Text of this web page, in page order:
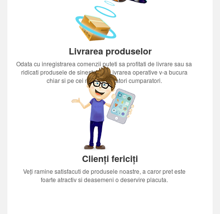
Livrarea produselor
Odata cu inregistrarea comenzii puteti sa profitati de livrare sau sa
ridicati produsele de sinestatator.Livrarea operative v-a bucura
chiar si pe cei mai nerabdatori cumparatori.
Clienți fericiți
Veți ramine satisfacuti de produsele noastre, a caror pret este
foarte atractiv si deasemeni o deservire placuta.